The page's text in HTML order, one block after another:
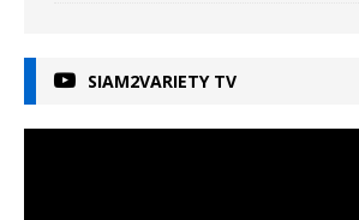
SIAM2VARIETY TV